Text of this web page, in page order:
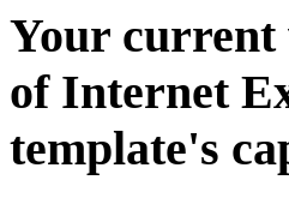
Your current
of Internet
template's